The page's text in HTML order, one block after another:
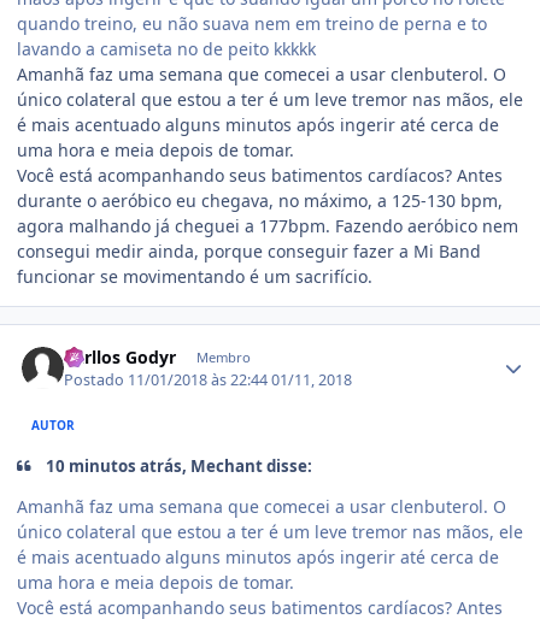
quando treino, eu não suava nem em treino de perna e to
lavando a camiseta no de peito kkkkk
Amanhã faz uma semana que comecei a usar clenbuterol. O
único colateral que estou a ter é um leve tremor nas mãos, ele
é mais acentuado alguns minutos após ingerir até cerca de
uma hora e meia depois de tomar.
Você está acompanhando seus batimentos cardíacos? Antes
durante o aeróbico eu chegava, no máximo, a 125-130 bpm,
agora malhando já cheguei a 177bpm. Fazendo aeróbico nem
consegui medir ainda, porque conseguir fazer a Mi Band
funcionar se movimentando é um sacrifício.
Carllos Godyr Membro
Postado 11/01/2018 às 22:4401/11, 2018
AUTOR
10 minutos atrás, Mechant disse:
Amanhã faz uma semana que comecei a usar clenbuterol. O
único colateral que estou a ter é um leve tremor nas mãos, ele
é mais acentuado alguns minutos após ingerir até cerca de
uma hora e meia depois de tomar.
Você está acompanhando seus batimentos cardíacos? Antes